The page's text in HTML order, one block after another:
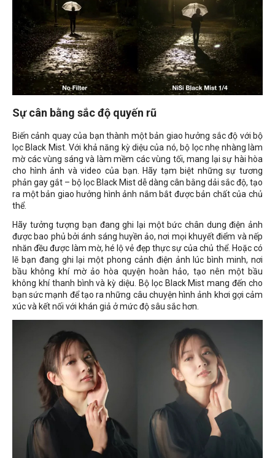
Sự cân bằng sắc độ quyến rũ
Biến cảnh quay của bạn thành một bản giao hưởng sắc độ với bộ
lọc Black Mist. Với khả năng kỳ diệu của nó, bộ lọc nhẹ nhàng làm
mờ các vùng sáng và làm mềm các vùng tối, mang lại sự hài hòa
cho hình ảnh và video của bạn. Hãy tạm biệt những sự tương
phản gay gắt – bộ lọc Black Mist dễ dàng cân bằng dải sắc độ, tạo
ra một bản giao hưởng hình ảnh nắm bắt được bản chất của chủ
thể.
Hãy tưởng tượng bạn đang ghi lại một bức chân dung điện ảnh
được bao phủ bởi ánh sáng huyền ảo, nơi mọi khuyết điểm và nếp
nhăn đều được làm mờ, hé lộ vẻ đẹp thực sự của chủ thể. Hoặc có
lẽ bạn đang ghi lại một phong cảnh điện ảnh lúc bình minh, nơi
bầu không khí mờ ảo hòa quyện hoàn hảo, tạo nên một bầu
không khí thanh bình và kỳ diệu. Bộ lọc Black Mist mang đến cho
bạn sức mạnh để tạo ra những câu chuyện hình ảnh khơi gợi cảm
xúc và kết nối với khán giả ở mức độ sâu sắc hơn.